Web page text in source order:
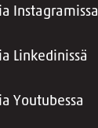
Instagramissa
Linkedinissä
Youtubessa